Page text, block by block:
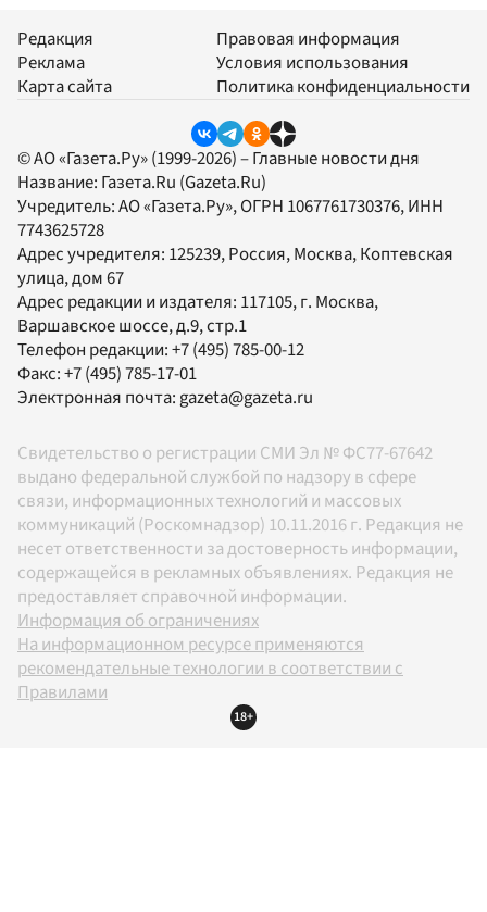
Редакция
Реклама
Карта сайта
Правовая информация
Условия использования
Политика конфиденциальности
© АО «Газета.Ру» (1999-2026) – Главные новости дня
Название: Газета.Ru (Gazeta.Ru)
Учредитель:АО «Газета.Ру», ОГРН 1067761730376, ИНН
7743625728
Адрес учредителя: 125239, Россия, Москва, Коптевская
улица, дом 67
Адрес редакции и издателя: 117105, г. Москва,
Варшавское шоссе, д.9, стр.1
Телефон редакции:+7 (495) 785-00-12
Факс:+7 (495) 785-17-01
Электронная почта:gazeta@gazeta.ru
Свидетельство о регистрации СМИ Эл № ФС77-67642
выдано федеральной службой по надзору в сфере
связи, информационных технологий и массовых
коммуникаций (Роскомнадзор) 10.11.2016 г. Редакция не
несет ответственности за достоверность информации,
содержащейся в рекламных объявлениях. Редакция не
предоставляет справочной информации.
Информация об ограничениях
На информационном ресурсе применяются
рекомендательные технологии в соответствии с
Правилами
18+